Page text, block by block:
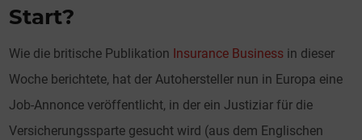
Start?
Wie die britische Publikation Insurance Business in dieser
Woche berichtete, hat der Autohersteller nun in Europa eine
Job-Annonce veröffentlicht, in der ein Justiziar für die
Versicherungssparte gesucht wird (aus dem Englischen